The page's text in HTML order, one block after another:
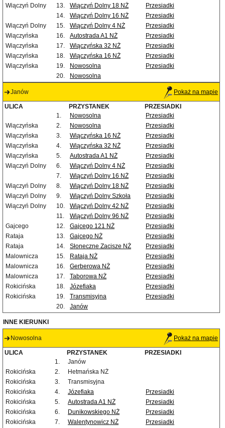
Wiączyń Dolny
13. Wiączyń Dolny 18 NŻ
Przesiadki
14.
Wiączyń Dolny 16 NŻ
Przesiadki
Wiączyń Dolny
15. Wiączyń Dolny 4 NŻ
Przesiadki
Wiączyńska
16. Autostrada A1 NŻ
Przesiadki
Wiączyńska
17. Wiączyńska 32 NŻ
Przesiadki
Wiączyńska
18. Wiączyńska 16 NŻ
Przesiadki
Wiączyńska
19. Nowosolna
Przesiadki
20.
Nowosolna
Janów Pokaż na mapie
ULICA PRZYSTANEK
PRZESIADKI
1.
Nowosolna
Przesiadki
Wiączyńska
2. Nowosolna
Przesiadki
Wiączyńska
3. Wiączyńska 16 NŻ
Przesiadki
Wiączyńska
4. Wiączyńska 32 NŻ
Przesiadki
Wiączyńska
5. Autostrada A1 NŻ
Przesiadki
Wiączyń Dolny
6. Wiączyń Dolny 4 NŻ
Przesiadki
7.
Wiączyń Dolny 16 NŻ
Przesiadki
Wiączyń Dolny
8. Wiączyń Dolny 18 NŻ
Przesiadki
Wiączyń Dolny
9. Wiączyń Dolny Szkoła
Przesiadki
Wiączyń Dolny
10. Wiączyń Dolny 42 NŻ
Przesiadki
11.
Wiączyń Dolny 96 NŻ
Przesiadki
Gajcego
12. Gajcego 121 NŻ
Przesiadki
Rataja
13. Gajcego NŻ
Przesiadki
Rataja
14. Słoneczne Zacisze NŻ
Przesiadki
Malownicza
15. Rataja NŻ
Przesiadki
Malownicza
16. Gerberowa NŻ
Przesiadki
Malownicza
17. Taborowa NŻ
Przesiadki
Rokicińska
18. Józefiaka
Przesiadki
Rokicińska
19. Transmisyjna
Przesiadki
20.
Janów
INNE KIERUNKI
Nowosolna Pokaż na mapie
ULICA PRZYSTANEK
PRZESIADKI
1.
Janów
Rokicińska
2.
Hetmańska NŻ
Rokicińska
3.
Transmisyjna
Rokicińska
4. Józefiaka
Przesiadki
Rokicińska
5. Autostrada A1 NŻ
Przesiadki
Rokicińska
6. Dunikowskiego NŻ
Przesiadki
Rokicińska
7. Walentynowicz NŻ
Przesiadki